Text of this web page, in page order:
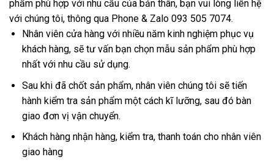
phẩm phù hợp với nhu cầu của bản thân, bạn vui lòng liên hệ
với chúng tôi, thông qua Phone & Zalo 093 505 7074.
Nhân viên cửa hàng với nhiều năm kinh nghiệm phục vụ
khách hàng, sẽ tư vấn bạn chọn mẫu sản phẩm phù hợp
nhất với nhu cầu sử dụng.
Sau khi đã chốt sản phẩm, nhân viên chúng tôi sẽ tiến
hành kiểm tra sản phẩm một cách kĩ lưỡng, sau đó bàn
giao đơn vị vận chuyển.
Khách hàng nhận hàng, kiểm tra, thanh toán cho nhân viên
giao hàng